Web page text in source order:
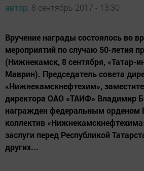
автор, 8 сентябрь 2017 - 13:30
Вручение награды состоялось во
мероприятий по случаю 50-летия
(Нижнекамск, 8 сентября, «Татар-
Маврин). Председатель совета
«Нижнекамскнефтехим»,
директора ОАО «ТАИФ» Владимир
награжден федеральным орденом
коллектив
заслуги перед Республикой
других...